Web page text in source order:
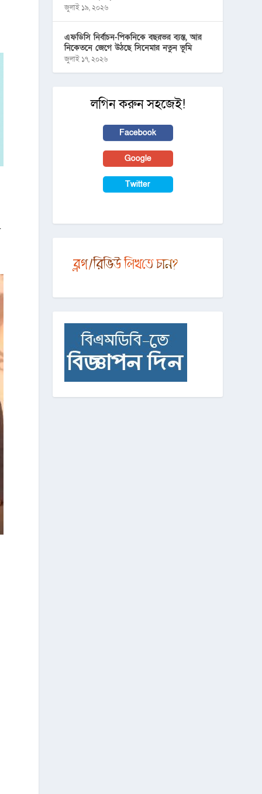
জুলাই ১৯, ২০২৬
এফডিসি নির্বাচন-পিকনিকে বছরভর ব্যস্ত, আর
নিকেতনে জেগে উঠছে সিনেমার নতুন ভূমি
জুলাই ১৭, ২০২৬
লগিন করুন সহজেই!
Facebook
Google
Twitter